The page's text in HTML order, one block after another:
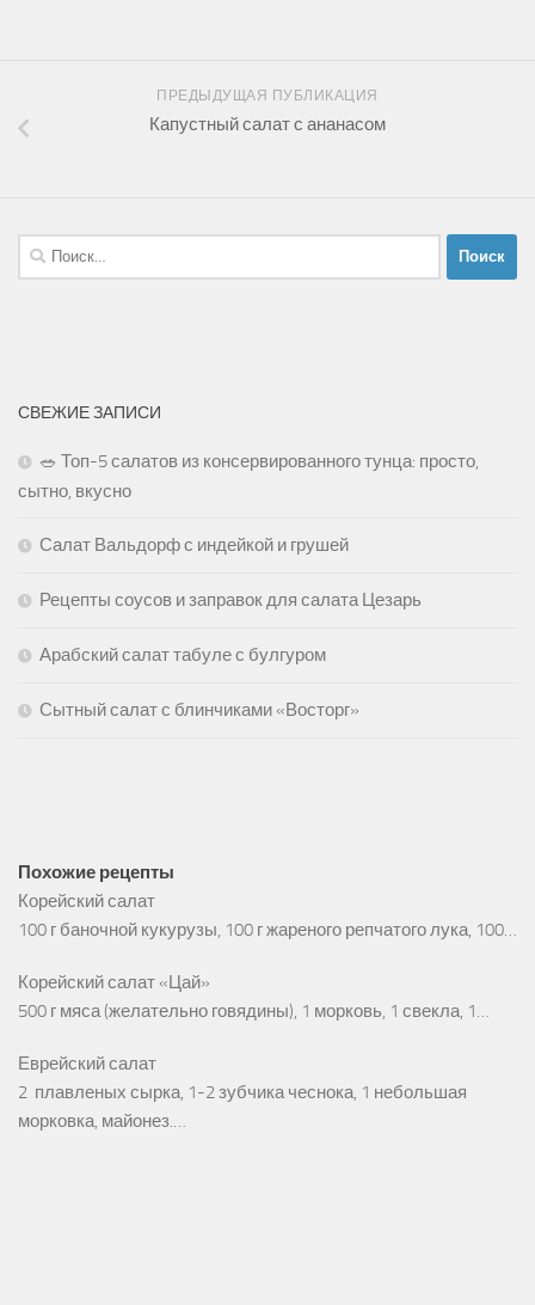
ПРЕДЫДУЩАЯ ПУБЛИКАЦИЯ
Капустный салат с ананасом
Найти:
СВЕЖИЕ ЗАПИСИ
🥗 Топ-5 салатов из консервированного тунца: просто,
сытно, вкусно
Салат Вальдорф с индейкой и грушей
Рецепты соусов и заправок для салата Цезарь
Арабский салат табуле с булгуром
Сытный салат с блинчиками «Восторг»
Похожие рецепты
Корейский салат
100 г баночной кукурузы, 100 г жареного репчатого лука, 100…
Корейский салат «Цай»
500 г мяса (желательно говядины), 1 морковь, 1 свекла, 1…
Еврейский салат
2 плавленых сырка, 1-2 зубчика чеснока, 1 небольшая
морковка, майонез.…